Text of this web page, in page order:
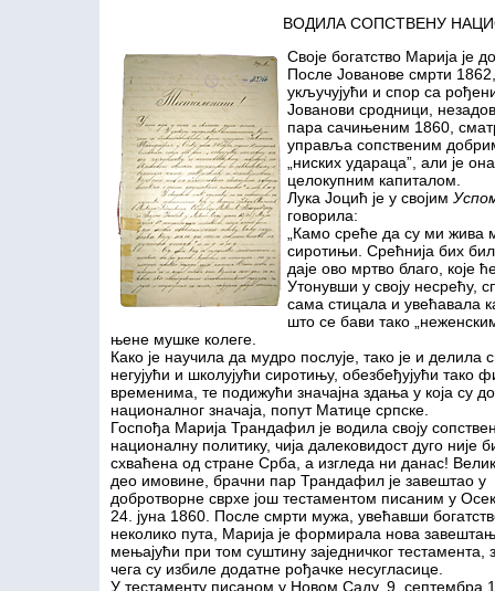
ВОДИЛА СОПСТВЕНУ
Своје богатство Марија је
После Јованове смрти
укључујући и спор са
Јованови сродници,
пара сачињеним 1860,
управља сопственим
„ниских удараца”, али је
целокупним капиталом.
Лука Јоцић је у својим
говорила:
„Камо среће да су ми жива
сиротињи. Срећнија бих
даје ово мртво благо, које
Утонувши у своју несрећу,
сама стицала и увећавала
што се бави тако
њене мушке колеге.
Како је научила да мудро послује, тако је и делила
негујући и школујући сиротињу, обезбеђујући тако
временима, те подижући значајна здања у која су
националног значаја, попут Матице српске.
Госпођа Марија Трандафил је водила своју
националну политику, чија далековидост дуго није
схваћена од стране Срба, а изгледа ни данас!
део имовине, брачни пар Трандафил је завештао у
добротворне сврхе још тестаментом писаним у
24. јуна 1860. После смрти мужа, увећавши
неколико пута, Марија је формирала нова
мењајући при том суштину заједничког тестамента,
чега су избиле додатне рођачке несугласице.
У тестаменту писаном у Новом Саду, 9. септембра